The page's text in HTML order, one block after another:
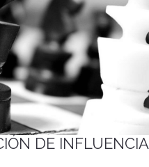
DE INFLUENCIA